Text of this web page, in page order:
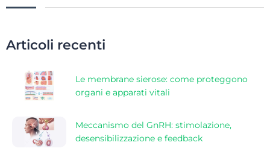
Articoli recenti
Le membrane sierose: come proteggono
organi e apparati vitali
Meccanismo del GnRH: stimolazione,
desensibilizzazione e feedback